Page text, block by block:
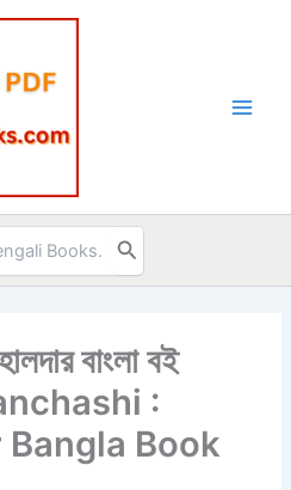
বাংলা বই
:
Book